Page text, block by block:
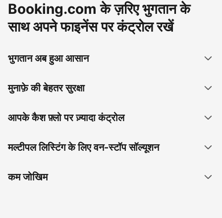
Booking.com के ज़रिए भुगतान के
साथ अपने फाइनेंस पर कंट्रोल रखें
भुगतान अब हुआ आसान
मुनाफ़े की बेहतर सुरक्षा
आपके कैश फ़्लो पर ज़्यादा कंट्रोल
मल्टीपल लिस्टिंग के लिए वन-स्टॉप सॉल्यूशन
कम जोखिम